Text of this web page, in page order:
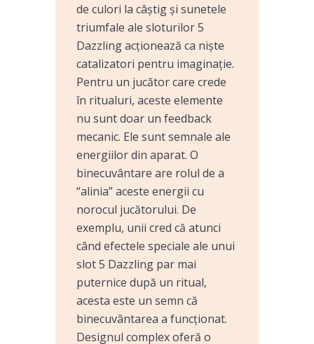
de culori la câștig și sunetele
triumfale ale sloturilor 5
Dazzling acționează ca niște
catalizatori pentru imaginație.
Pentru un jucător care crede
în ritualuri, aceste elemente
nu sunt doar un feedback
mecanic. Ele sunt semnale ale
energiilor din aparat. O
binecuvântare are rolul de a
“alinia” aceste energii cu
norocul jucătorului. De
exemplu, unii cred că atunci
când efectele speciale ale unui
slot 5 Dazzling par mai
puternice după un ritual,
acesta este un semn că
binecuvântarea a funcționat.
Designul complex oferă o